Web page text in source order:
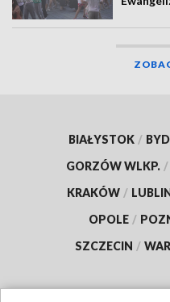
BIAŁYSTOK /
GORZÓW WLKP. /
KRAKÓW /
OPOLE /
SZCZECIN /